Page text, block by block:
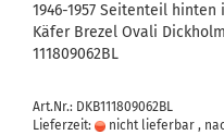
1946-1957 Seitenteil
Käfer Brezel Ovali
111809062BL
Art.Nr.: DKB111809062BL
Lieferzeit:
nicht lieferbar ,